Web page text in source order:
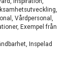
Vårdpersonal,
Exempel från
Inspelad